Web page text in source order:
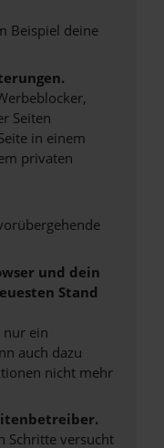
Beispiel deine
Seiten
in einem
privaten
und dein
Stand
nur ein
auch dazu
nicht mehr
Schritte versucht